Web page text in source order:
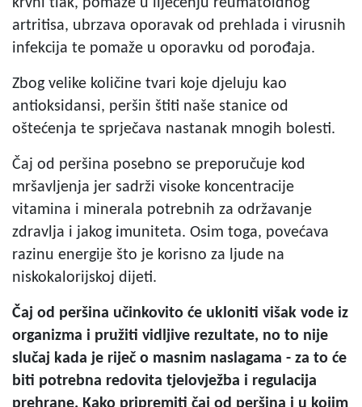
artritisa, ubrzava oporavak od prehlada i virusnih
infekcija te pomaže u oporavku od porođaja.
Zbog velike količine tvari koje djeluju kao
antioksidansi, peršin štiti naše stanice od
oštećenja te sprječava nastanak mnogih bolesti.
Čaj od peršina posebno se preporučuje kod
mršavljenja jer sadrži visoke koncentracije
vitamina i minerala potrebnih za održavanje
zdravlja i jakog imuniteta. Osim toga, povećava
razinu energije što je korisno za ljude na
niskokalorijskoj dijeti.
Čaj od peršina učinkovito će ukloniti višak vode iz
organizma i pružiti vidljive rezultate, no to nije
slučaj kada je riječ o masnim naslagama - za to će
biti potrebna redovita tjelovježba i regulacija
prehrane. Kako pripremiti čaj od peršina i u kojim